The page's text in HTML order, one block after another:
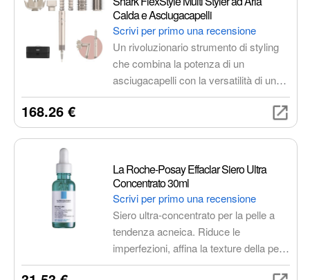
Calda e Asciugacapelli
Scrivi per primo una recensione
Un rivoluzionario strumento di styling
che combina la potenza di un
asciugacapelli con la versatilità di uno
styler ad aria. Offre 5 accessori
intercambiabili per ricci, liscio, volume
e styling mirato, con tecnologia di
capelli. Leggero, maneggevole e facile
da usare, ideale per creare look
impeccabili a casa tua.
168.26 €
La Roche-Posay Effaclar Siero Ultra
Concentrato 30ml
Scrivi per primo una recensione
Siero ultra-concentrato per la pelle a
tendenza acneica. Riduce le
imperfezioni, affina la texture della pelle
e stimola il rinnovamento cellulare.